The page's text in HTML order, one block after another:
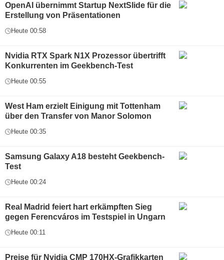
OpenAI übernimmt Startup NextSlide für die
Erstellung von Präsentationen
Heute 00:58
Nvidia RTX Spark N1X Prozessor übertrifft
Konkurrenten im Geekbench-Test
Heute 00:55
West Ham erzielt Einigung mit Tottenham
über den Transfer von Manor Solomon
Heute 00:35
Samsung Galaxy A18 besteht Geekbench-
Test
Heute 00:24
Real Madrid feiert hart erkämpften Sieg
gegen Ferencváros im Testspiel in Ungarn
Heute 00:11
Preise für Nvidia CMP 170HX-Grafikkarten